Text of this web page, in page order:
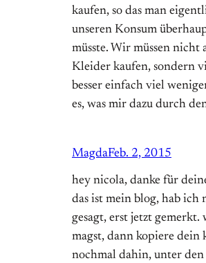
kaufen, so das man
unseren Konsum
müsste. Wir müssen nicht
Kleider kaufen, sondern
besser einfach viel
es, was mir dazu durch
MagdaFeb. 2, 2015
hey nicola, danke für
das ist mein blog, hab ich
gesagt, erst jetzt gemerkt.
magst, dann kopiere dein
nochmal dahin, unter den